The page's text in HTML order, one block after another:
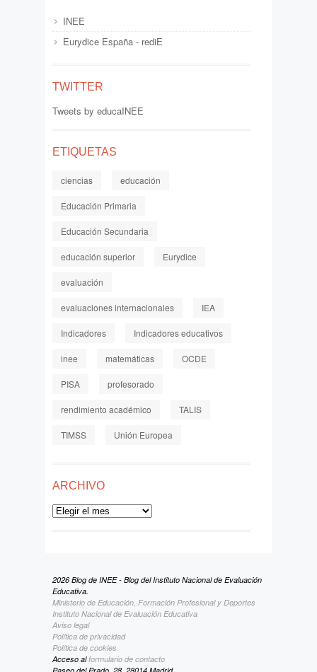
INEE
Eurydice España - rediE
TWITTER
Tweets by educaINEE
ETIQUETAS
ciencias educación
Educación Primaria
Educación Secundaria
educación superior Eurydice
evaluación
evaluaciones internacionales IEA
Indicadores Indicadores educativos
inee matemáticas OCDE
PISA profesorado
rendimiento académico TALIS
TIMSS Unión Europea
ARCHIVO
Archivo
2026 Blog de INEE - Blog del Instituto Nacional de Evaluación
Educativa.
Ministerio de Educación, Formación Profesional y Deportes
Instituto Nacional de Evaluación Educativa
Aviso legal
Política de privacidad
Política de cookies
Acceso alformulario de contacto